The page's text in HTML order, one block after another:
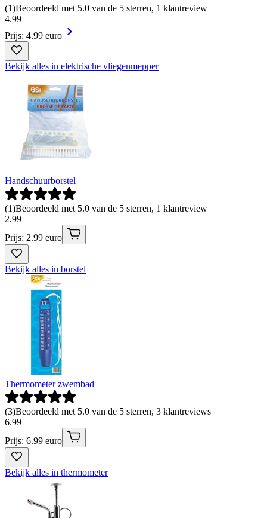
(1)Beoordeeld met 5.0 van de 5 sterren, 1 klantreview
4.99
Prijs: 4.99 euro
Bekijk alles in elektrische vliegenmepper
Handschuurborstel
(1)Beoordeeld met 5.0 van de 5 sterren, 1 klantreview
2.99
Prijs: 2.99 euro
Bekijk alles in borstel
Thermometer zwembad
(3)Beoordeeld met 5.0 van de 5 sterren, 3 klantreviews
6.99
Prijs: 6.99 euro
Bekijk alles in thermometer